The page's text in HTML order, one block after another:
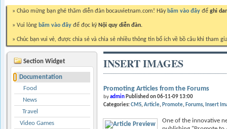
» Chào mừng bạn ghé thăm diễn đàn bocauvietnam.com! Hãy bấm vào đây để ghi
» Vui lòng bấm vào đây để đọc kỹ Nội quy diễn đàn.
» Chúc bạn vui vẻ, được chia sẻ và chia sẻ nhiều thông tin bổ ích về bồ câu khi tham
Section Widget
Documentation
Food
News
Travel
Video Games
INSERT IMAGES
Promoting Articles from the Forums
byadminPublished on 06-11-09 13:00
Categories:CMS Article Promote Forums Insert
One of the innovative